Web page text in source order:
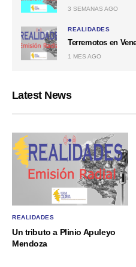
3 SEMANAS AGO
REALIDADES
Terremotos en
1 MES AGO
Latest News
REALIDADES
Un tributo a Plinio Apuleyo
Mendoza